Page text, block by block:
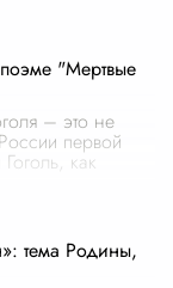
"Мертвые
– это не
первой
как
тема Родины,